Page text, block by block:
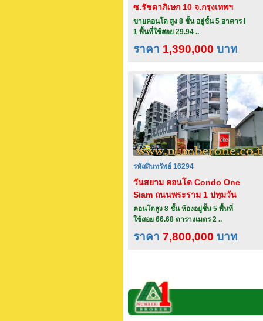
ซ.รัชดาภิเษก 10 จ.กรุงเทพฯ
ขายคอนโด สูง 8 ชั้น อยู่ชั้น 5 อาคาร I
1 พื้นที่ใช้สอย 29.94 ..
ราคา 1,390,000 บาท
รหัสสินทรัพย์ 16294
วันสยาม คอนโด Condo One
Siam ถนนพระราม 1 ปทุมวัน
กรุงเทพ
คอนโดสูง 8 ชั้น ห้องอยู่ชั้น 5 พื้นที่
ใช้สอย 66.68 ตารางเมตร 2 ..
ราคา 7,800,000 บาท